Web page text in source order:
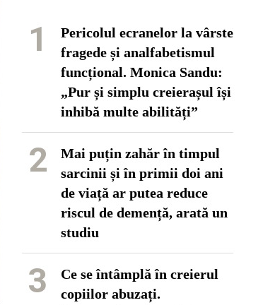
1
Pericolul ecranelor la vârste
fragede și analfabetismul
funcțional. Monica Sandu:
„Pur și simplu creierașul își
inhibă multe abilități”
2
Mai puțin zahăr în timpul
sarcinii și în primii doi ani
de viață ar putea reduce
riscul de demență, arată un
studiu
3
Ce se întâmplă în creierul
copiilor abuzați.